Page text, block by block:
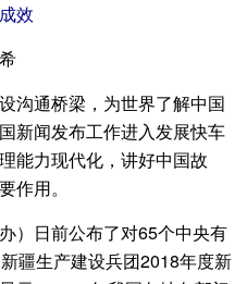
效
通桥梁，为世界了解中国
闻发布工作进入发展快车
能力现代化，讲好中国故
作用。
日前公布了对65个中央有
疆生产建设兵团2018年度新